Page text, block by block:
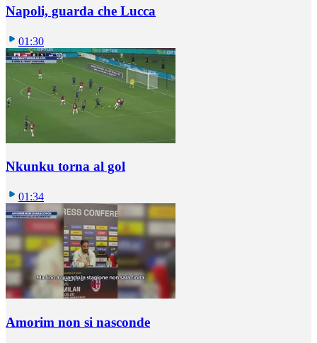
Napoli, guarda che Lucca
01:30
Nkunku torna al gol
01:34
Amorim non si nasconde